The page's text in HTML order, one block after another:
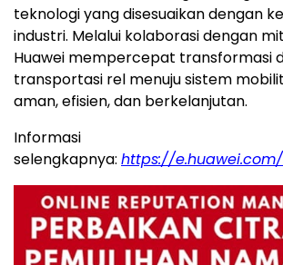
teknologi yang disesuaikan dengan
industri. Melalui kolaborasi dengan
Huawei mempercepat transformasi
transportasi rel menuju sistem
aman, efisien, dan berkelanjutan.
Informasi
selengkapnya: https://